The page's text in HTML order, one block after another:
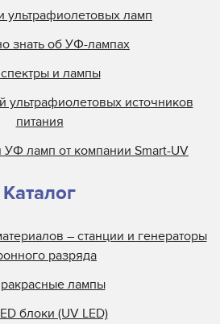
ультрафиолетовых ламп
знать об УФ-лампах
и лампы
ультрафиолетовых источников
питания
УФ ламп от компании Smart-UV
Каталог
– станции и генераторы
разряда
лампы
блоки (UV LED)